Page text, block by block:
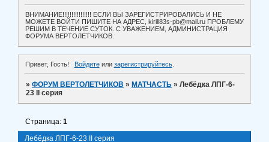
ВНИМАНИЕ!!!!!!!!!!!!!!!! ЕСЛИ ВЫ ЗАРЕГИСТРИРОВАЛИСЬ И НЕ
МОЖЕТЕ ВОЙТИ ПИШИТЕ НА АДРЕС, kirill83s-pb@mail.ru ПРОБЛЕМУ
РЕШИМ В ТЕЧЕНИЕ СУТОК. С УВАЖЕНИЕМ, АДМИНИСТРАЦИЯ
ФОРУМА ВЕРТОЛЕТЧИКОВ.
Привет, Гость! Войдитеили зарегистрируйтесь.
»ФОРУМ ВЕРТОЛЕТЧИКОВ » МАТЧАСТЬ »Лебёдка ЛПГ-6-
23 ІІ серия
Лебёдка ЛПГ-6-23 ІІ серия
Страница:1